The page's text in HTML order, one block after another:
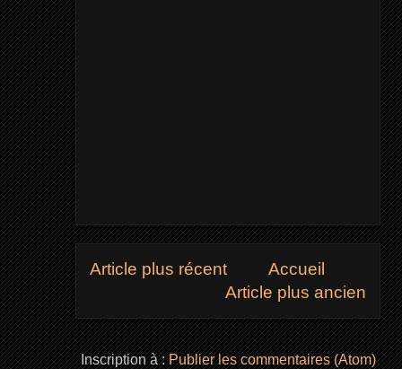
Article plus récent
Article plus ancien
Accueil
Inscription à :Publier les commentaires (Atom)